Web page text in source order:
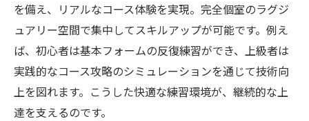
高崎のゴルフ愛好者に支持される設備の秘
密
ラグジュアリーな個室空間で集中練習を実
現
手ぶらでも安心！レンタル用品の充実度
を備え、リアルなコース体験を実現。完全個室のラグジ
ュアリー空間で集中してスキルアップが可能です。例え
ば、初心者は基本フォームの反復練習ができ、上級者は
実践的なコース攻略のシミュレーションを通じて技術向
上を図れます。こうした快適な練習環境が、継続的な上
達を支えるのです。